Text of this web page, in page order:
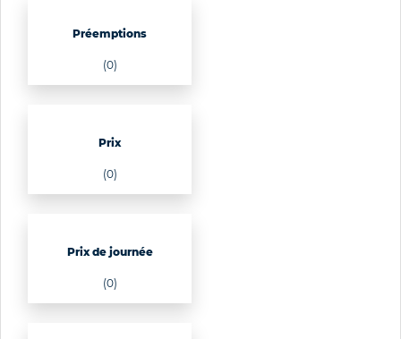
Préemptions
(0)
Prix
(0)
Prix de journée
(0)